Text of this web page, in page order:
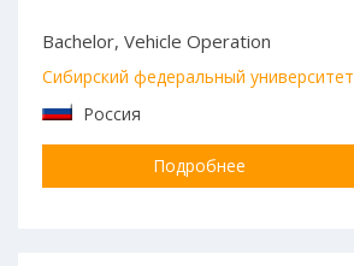
Bachelor, Vehicle Operation
Сибирский федеральный университет
Россия
Подробнее